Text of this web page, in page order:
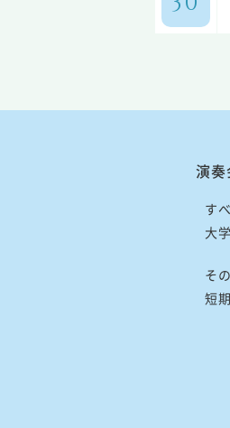
演奏
す
大
そ
短